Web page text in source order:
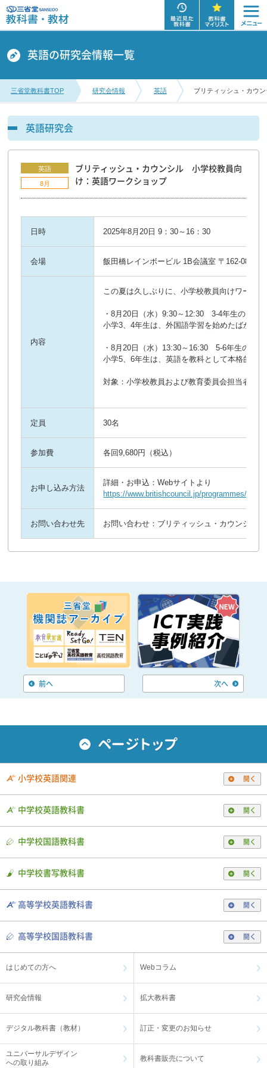
英語の研究会情報一覧
三省堂教科書TOP 研究会情報 英語 ブリティッシュ・カウ
英語研究会
英語
8月
ブリティッシュ・カウンシル 小学校教員向
け：英語ワークショップ
日時 2025年8月20日 9：30～16：30
会場 飯田橋レインボービル 1B会議室 〒162-0826
内容
この夏は久しぶりに、小学校教員向けワーク
・8月20日（水）9:30～12:30 3-4年生のため
小学3、4年生は、外国語学習を始めたばかり
・8月20日（水）13:30～16:30 5-6年生のた
小学5、6年生は、英語を教科として本格的に
対象：小学校教員および教育委員会担当者
定員 30名
参加費 各回9,680円（税込）
お申し込み方法
詳細・お申込：Webサイトより
https://www.britishcouncil.jp/programmes/
お問い合わせ先 お問い合わせ：ブリティッシュ・カウンシル
前へ 次へ
小学校英語関連 開く
中学校英語教科書 開く
中学校国語教科書 開く
中学校書写教科書 開く
高等学校英語教科書 開く
高等学校国語教科書 開く
はじめての方へ Webコラム
研究会情報 拡大教科書
デジタル教科書（教材） 訂正・変更のお知らせ
ユニバーサルデザイン
への取り組み
教科書販売について